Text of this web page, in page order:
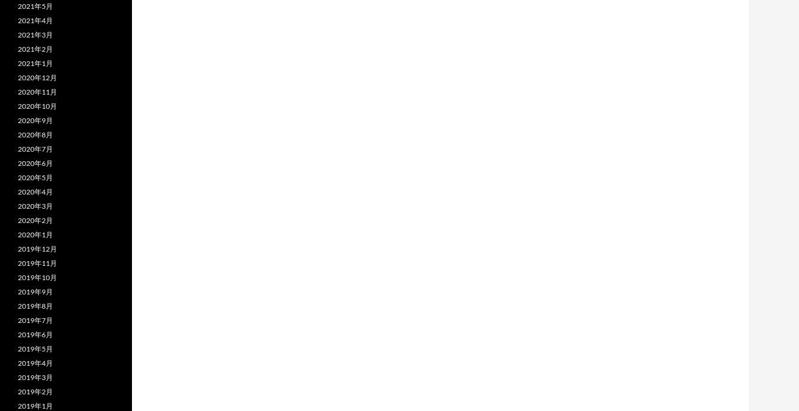
2021年5月
2021年4月
2021年3月
2021年2月
2021年1月
2020年12月
2020年11月
2020年10月
2020年9月
2020年8月
2020年7月
2020年6月
2020年5月
2020年4月
2020年3月
2020年2月
2020年1月
2019年12月
2019年11月
2019年10月
2019年9月
2019年8月
2019年7月
2019年6月
2019年5月
2019年4月
2019年3月
2019年2月
2019年1月